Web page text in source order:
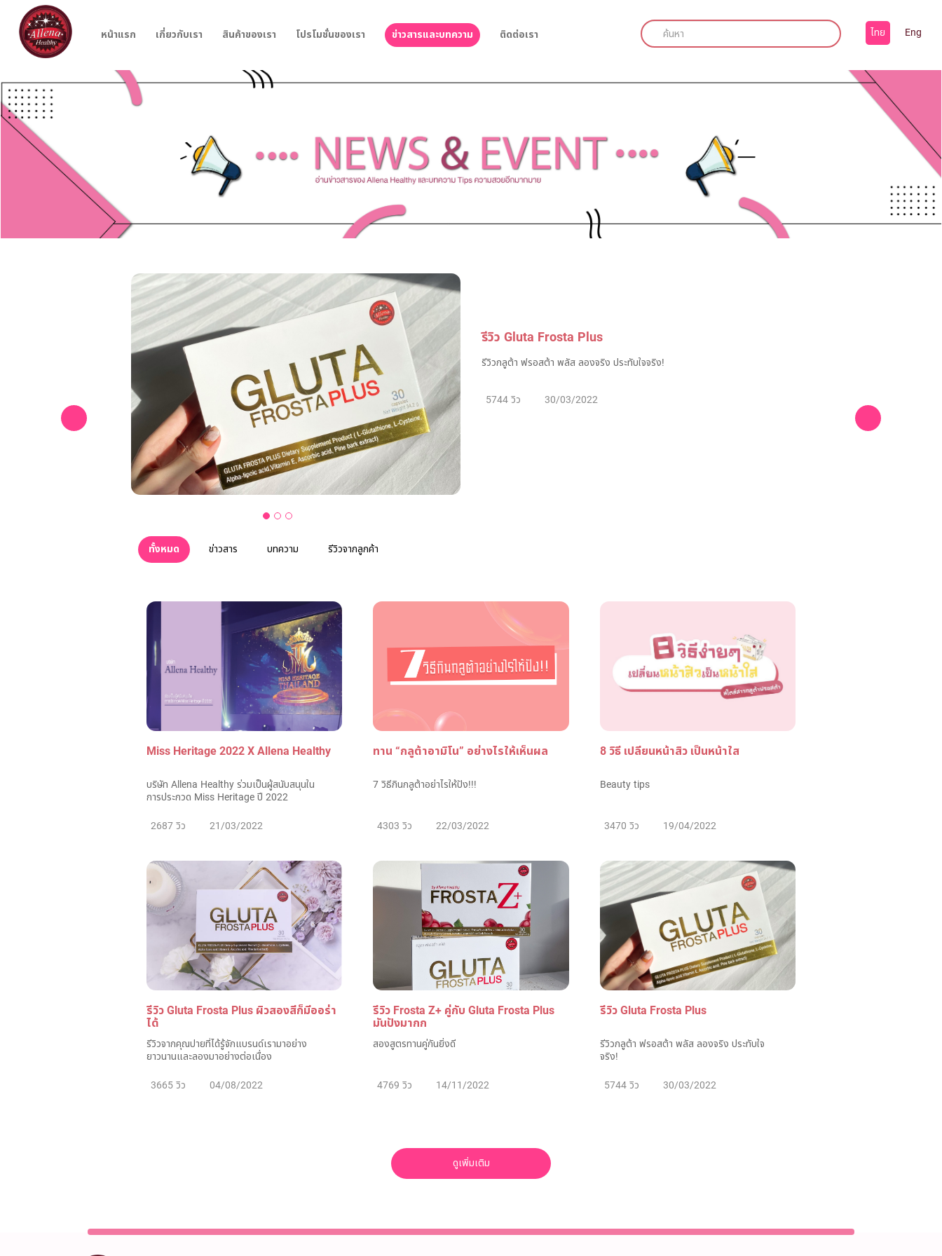
หน้าแรก เกี่ยวกับเรา สินค้าของเรา โปรโมชั่นของเรา ข่าวสารและบทความ ติดต่อเรา ไทย Eng
รีวิว Gluta Frosta Plus
รีวิวกลูต้า ฟรอสต้า พลัส ลองจริง ประทับใจจริง!
5744 วิว 30/03/2022
ทั้งหมด ข่าวสาร บทความ รีวิวจากลูกค้า
Miss Heritage 2022 X Allena Healthy
บริษัท Allena Healthy ร่วมเป็นผู้สนับสนุนใน
การประกวด Miss Heritage ปี 2022
2687 วิว
21/03/2022
ทาน “กลูต้าอามิโน” อย่างไรให้เห็นผล
7 วิธีกินกลูต้าอย่าไรให้ปัง!!!
4303 วิว 22/03/2022
8 วิธี เปลี่ยนหน้าสิว เป็นหน้าใส
Beauty tips
3470 วิว 19/04/2022
รีวิว Gluta Frosta Plus ผิวสองสีก็มีออร่า
ได้
รีวิวจากคุณปายที่ได้รู้จักแบรนด์เรามาอย่าง
ยาวนานและลองมาอย่างต่อเนื่อง
3665 วิว
04/08/2022
รีวิว Frosta Z+ คู่กับ Gluta Frosta Plus
มันปังมากก
สองสูตรทานคู่กันยิ่งดี
4769 วิว 14/11/2022
รีวิว Gluta Frosta Plus
รีวิวกลูต้า ฟรอสต้า พลัส ลองจริง ประทับใจ
จริง!
5744 วิว
30/03/2022
ดูเพิ่มเติม